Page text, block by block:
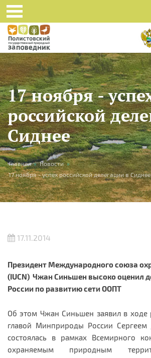
Skip to main content
17 ноября -
российской
Сиднее
You are here
Главная » Новости »
17 ноября - успех российской делегации в Сиднее
17.11.2014
Президент Международного союза
(IUCN) Чжан Синьшен высоко оценил
России по развитию сети ООПТ
Об этом Чжан Синьшен заявил в ходе
главой Минприроды России Сергеем
состоялась в рамках Всемирного
охраняемым природным